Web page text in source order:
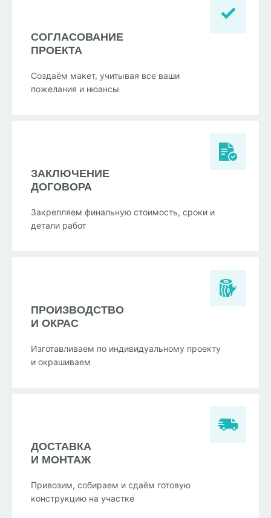
СОГЛАСОВАНИЕ
ПРОЕКТА
Создаём макет, учитывая все ваши
пожелания и нюансы
ЗАКЛЮЧЕНИЕ
ДОГОВОРА
Закрепляем финальную стоимость, сроки и
детали работ
ПРОИЗВОДСТВО
И ОКРАС
Изготавливаем по индивидуальному проекту
и окрашиваем
ДОСТАВКА
И МОНТАЖ
Привозим, собираем и сдаём готовую
конструкцию на участке